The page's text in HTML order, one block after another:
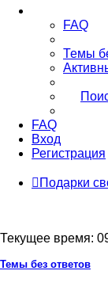
FAQ
Темы
FAQ
Вход
Регистрация
Подарки
Текущее время:
Темы без ответов